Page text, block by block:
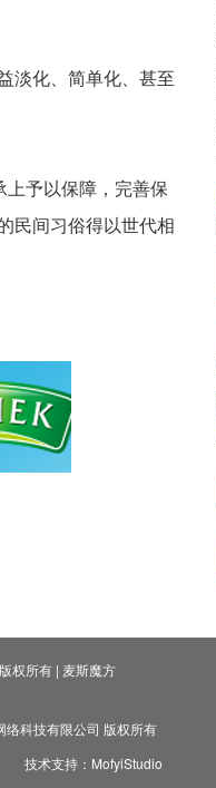
淡化、简单化、甚至
上予以保障，完善保
民间习俗得以世代相
版权所有| 麦斯魔方
科技有限公司 版权所有
技术支持：MofyiStudio